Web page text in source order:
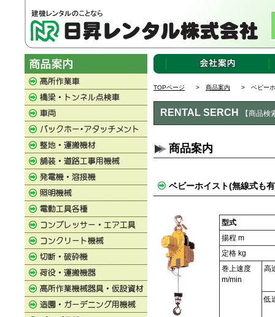
TOPページ > 商品案内 > ベビーホ
RENTAL SERCH 【商品検
商品案内
ベビーホイスト(無線式も
型式
揚程 m
定格 kg
巻上速度
m/min
高
低